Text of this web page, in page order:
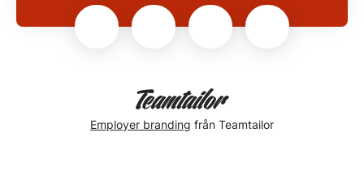
Employer branding från Teamtailor